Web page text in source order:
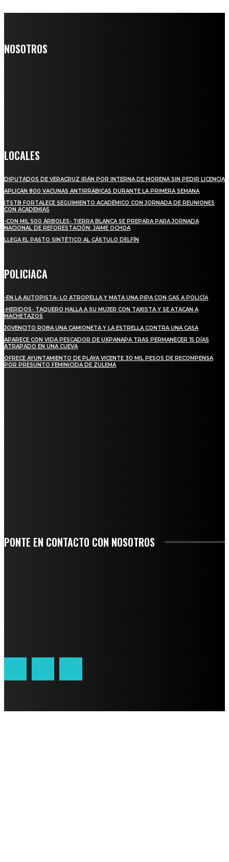
NOSOTROS
LOCALES
DIPUTADOS DE VERACRUZ IRÁN POR INTERNA DE MORENA SIN PEDIR LICENCIA
APLICAN 800 VACUNAS ANTIRRÁBICAS DURANTE LA PRIMERA SEMANA
ITSTB FORTALECE SEGUIMIENTO ACADÉMICO CON JORNADA DE REUNIONES
CON ACADEMIAS
-CON MIL 500 ÁRBOLES- TIERRA BLANCA SE PREPARA PARA JORNADA
NACIONAL DE REFORESTACIÓN: JAIME OCHOA
LLEGA EL PASTO SINTÉTICO AL CÁSTULO DELFÍN
POLICIACA
-EN LA AUTOPISTA- LO ATROPELLA Y MATA UNA PIPA CON GAS A POLICÍA
-HERIDOS- TAQUERO HALLA A SU MUJER CON TAXISTA Y SE ATACAN A
MACHETAZOS
JOVENCITO ROBA UNA CAMIONETA Y LA ESTRELLA CONTRA UNA CASA
APARECE CON VIDA PESCADOR DE UXPANAPA TRAS PERMANECER 15 DÍAS
ATRAPADO EN UNA CUEVA
OFRECE AYUNTAMIENTO DE PLAYA VICENTE 30 MIL PESOS DE RECOMPENSA
POR PRESUNTO FEMINICIDA DE ZULEMA
PONTE EN CONTACTO CON NOSOTROS